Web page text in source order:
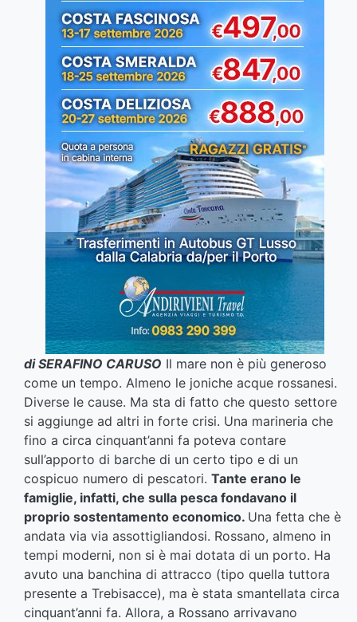
di SERAFINO CARUSO Il mare non è più generoso
come un tempo. Almeno le joniche acque rossanesi.
Diverse le cause. Ma sta di fatto che questo settore
si aggiunge ad altri in forte crisi. Una marineria che
fino a circa cinquant’anni fa poteva contare
sull’apporto di barche di un certo tipo e di un
cospicuo numero di pescatori. Tante erano le
famiglie, infatti, che sulla pesca fondavano il
proprio sostentamento economico. Una fetta che è
andata via via assottigliandosi. Rossano, almeno in
tempi moderni, non si è mai dotata di un porto. Ha
avuto una banchina di attracco (tipo quella tuttora
presente a Trebisacce), ma è stata smantellata circa
cinquant’anni fa. Allora, a Rossano arrivavano